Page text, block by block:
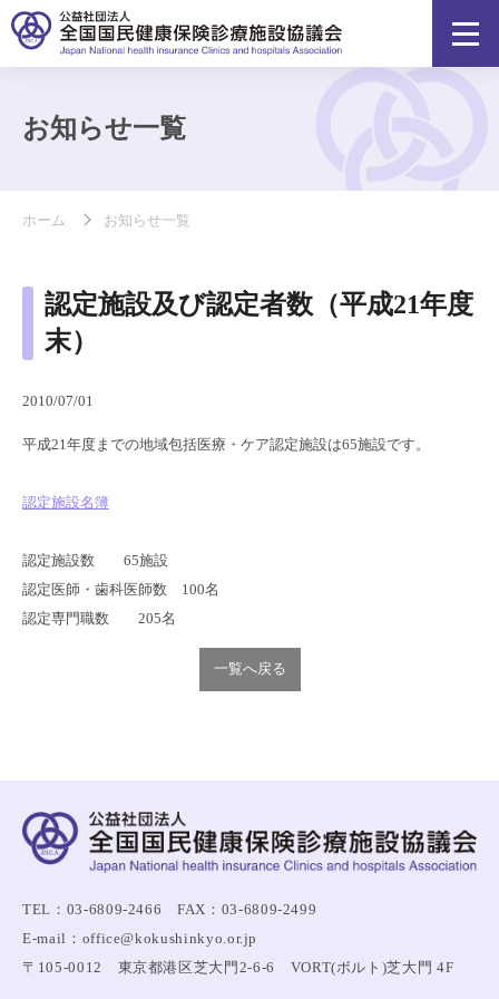
お知らせ一覧
ホーム お知らせ一覧
認定施設及び認定者数（平成21年度
末）
2010/07/01
平成21年度までの地域包括医療・ケア認定施設は65施設です。
認定施設名簿
認定施設数 65施設
認定医師・歯科医師数 100名
認定専門職数 205名
一覧へ戻る
TEL：03-6809-2466 FAX：03-6809-2499
E-mail：office@kokushinkyo.or.jp
〒105-0012 東京都港区芝大門2-6-6 VORT(ボルト)芝大門 4F